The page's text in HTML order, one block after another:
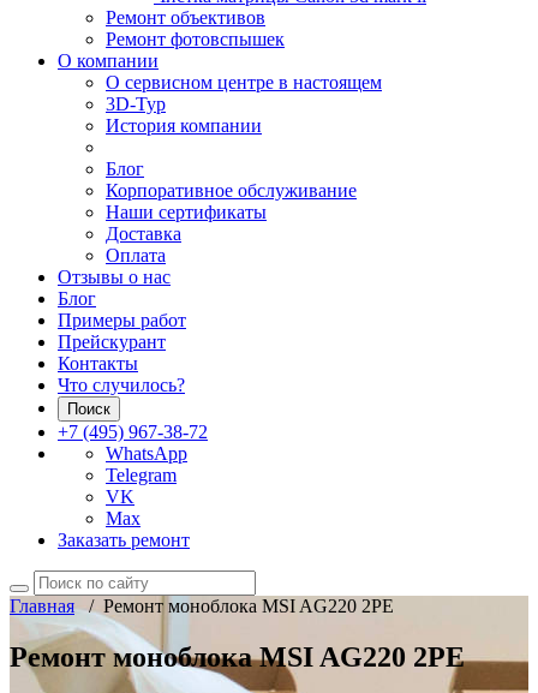
Ремонт объективов
Ремонт фотовспышек
О компании
О сервисном центре в настоящем
3D-Тур
История компании
Блог
Корпоративное обслуживание
Наши сертификаты
Доставка
Оплата
Отзывы о нас
Блог
Примеры работ
Прейскурант
Контакты
Что случилось?
Поиск
+7 (495) 967-38-72
WhatsApp
Telegram
VK
Max
Заказать ремонт
Главная/ Ремонт моноблока MSI AG220 2PE
Ремонт моноблока MSI AG220 2PE